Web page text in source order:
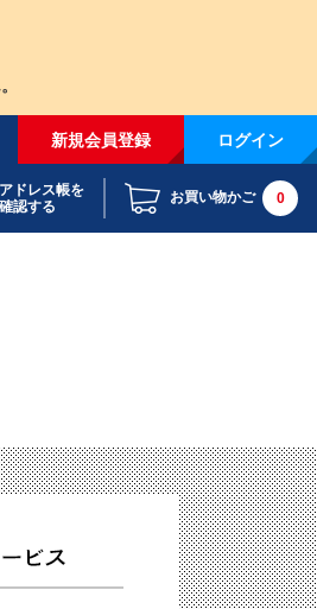
新規会員登録 ログイン
アドレス帳を
確認する
お買い物かご 0